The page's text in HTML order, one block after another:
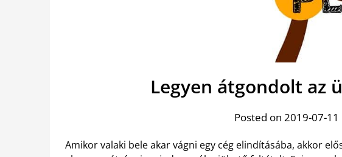
Legyen átgondolt az
Posted on 2019-07-11
Amikor valaki bele akar vágni egy cég elindításába, akkor